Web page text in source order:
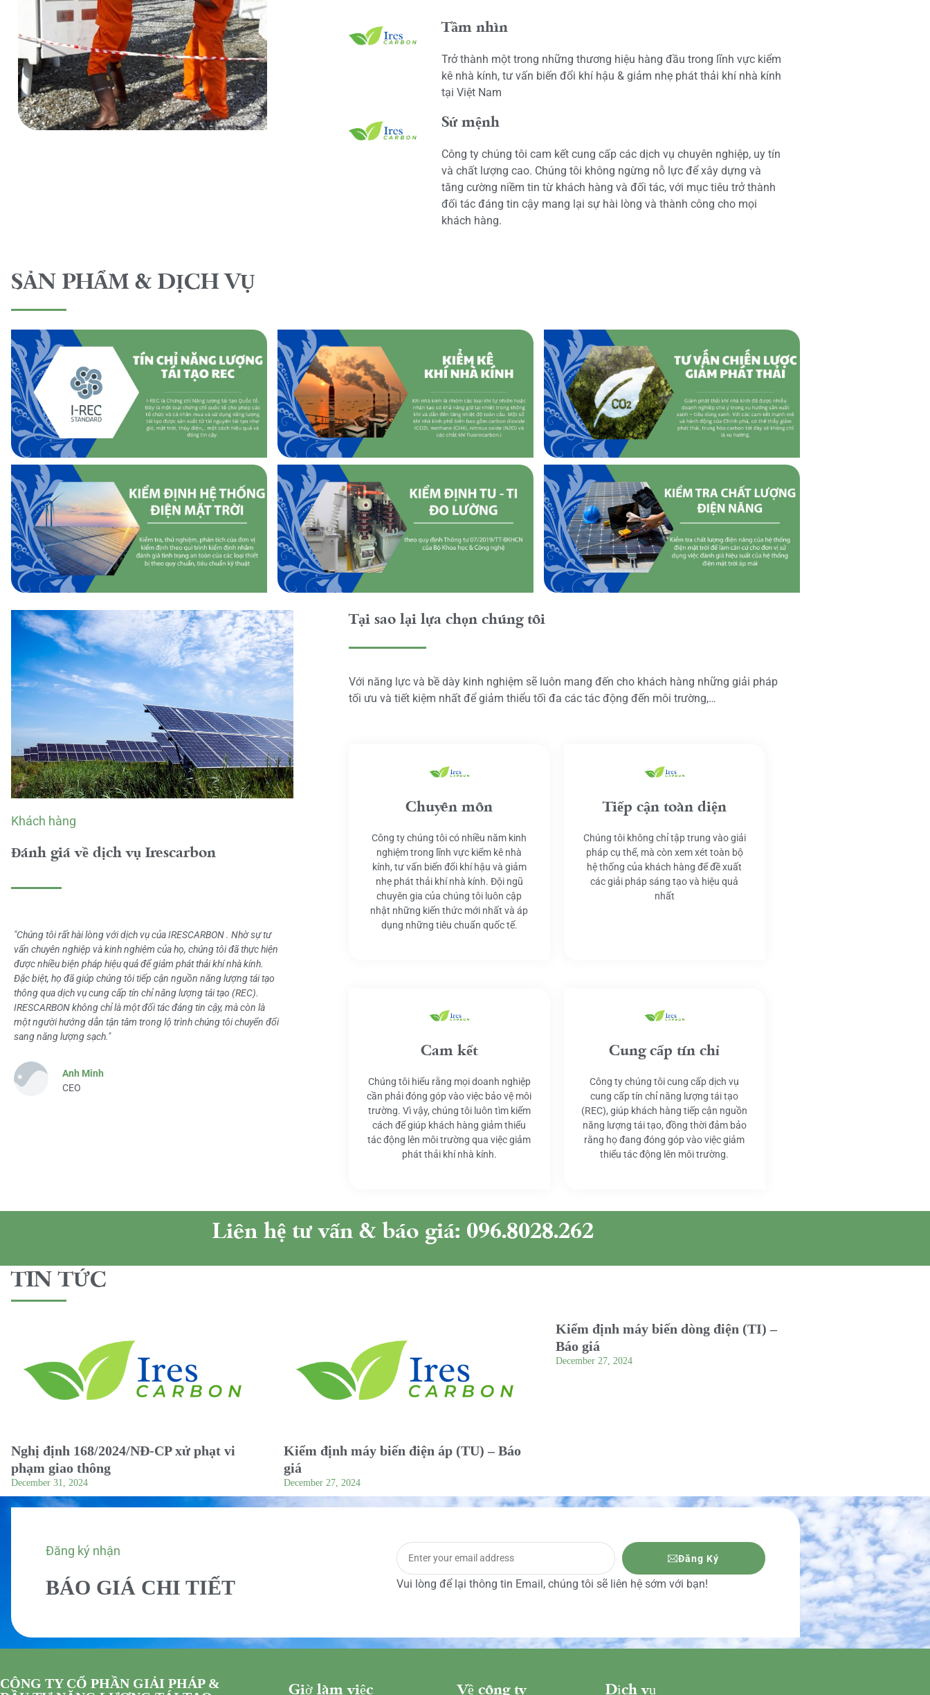
Tầm nhìn
Trở thành một trong những thương hiệu hàng đầu trong lĩnh vực kiểm
kê nhà kính, tư vấn biến đổi khí hậu & giảm nhẹ phát thải khí nhà kính
tại Việt Nam
Sứ mệnh
Công ty chúng tôi cam kết cung cấp các dịch vụ chuyên nghiệp, uy tín
và chất lượng cao. Chúng tôi không ngừng nỗ lực để xây dựng và
tăng cường niềm tin từ khách hàng và đối tác, với mục tiêu trở thành
đối tác đáng tin cậy mang lại sự hài lòng và thành công cho mọi
khách hàng.
SẢN PHẨM & DỊCH VỤ
Khách hàng
Đánh giá về dịch vụ Irescarbon
"Chúng tôi rất hài lòng với dịch vụ của IRESCARBON . Nhờ sự tư
vấn chuyên nghiệp và kinh nghiệm của họ, chúng tôi đã thực hiện
được nhiều biện pháp hiệu quả để giảm phát thải khí nhà kính.
Đặc biệt, họ đã giúp chúng tôi tiếp cận nguồn năng lượng tái tạo
thông qua dịch vụ cung cấp tín chỉ năng lượng tái tạo (REC).
IRESCARBON không chỉ là một đối tác đáng tin cậy, mà còn là
một người hướng dẫn tận tâm trong lộ trình chúng tôi chuyển đổi
sang năng lượng sạch."
Anh Minh
CEO
Tại sao lại lựa chọn chúng tôi
Với năng lực và bề dày kinh nghiệm sẽ luôn mang đến cho khách hàng những giải pháp
tối ưu và tiết kiệm nhất để giảm thiểu tối đa các tác động đến môi trường,…
Chuyên môn
Công ty chúng tôi có nhiều năm kinh
nghiệm trong lĩnh vực kiểm kê nhà
kính, tư vấn biến đổi khí hậu và giảm
nhẹ phát thải khí nhà kính. Đội ngũ
chuyên gia của chúng tôi luôn cập
nhật những kiến thức mới nhất và áp
dụng những tiêu chuẩn quốc tế.
Tiếp cận toàn diện
Chúng tôi không chỉ tập trung vào giải
pháp cụ thể, mà còn xem xét toàn bộ
hệ thống của khách hàng để đề xuất
các giải pháp sáng tạo và hiệu quả
nhất
Cam kết
Chúng tôi hiểu rằng mọi doanh nghiệp
cần phải đóng góp vào việc bảo vệ môi
trường. Vì vậy, chúng tôi luôn tìm kiếm
cách để giúp khách hàng giảm thiểu
tác động lên môi trường qua việc giảm
phát thải khí nhà kính.
Cung cấp tín chỉ
Công ty chúng tôi cung cấp dịch vụ
cung cấp tín chỉ năng lượng tái tạo
(REC), giúp khách hàng tiếp cận nguồn
năng lượng tái tạo, đồng thời đảm bảo
rằng họ đang đóng góp vào việc giảm
thiểu tác động lên môi trường.
Liên hệ tư vấn & báo giá: 096.8028.262
TIN TỨC
Nghị định 168/2024/NĐ-CP xử phạt vi
phạm giao thông
December 31, 2024
Kiểm định máy biến điện áp (TU) – Báo
giá
December 27, 2024
Kiểm định máy biến dòng điện (TI) –
Báo giá
December 27, 2024
Đăng ký nhận
BÁO GIÁ CHI TIẾT
Đăng Ký
Vui lòng để lại thông tin Email, chúng tôi sẽ liên hệ sớm với bạn!
CÔNG TY CỔ PHẦN GIẢI PHÁP &
Giờ làm việc Về công ty Dịch vụ